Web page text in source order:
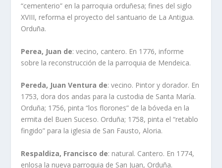
“cementerio” en la parroquia orduñesa; fines del siglo
XVIII, reforma el proyecto del santuario de La Antigua.
Orduña.
Perea, Juan de: vecino, cantero. En 1776, informe
sobre la reconstrucción de la parroquia de Mendeica.
Pereda, Juan Ventura de: vecino. Pintor y dorador. En
1753, dora dos andas para la custodia de Santa María.
Orduña; 1756, pinta “los florones” de la bóveda en la
ermita del Buen Suceso. Orduña; 1758, pinta el “retablo
fingido” para la iglesia de San Fausto, Aloria.
Respaldiza, Francisco de: natural. Cantero. En 1774,
enlosa la nueva parroquia de San Juan, Orduña.